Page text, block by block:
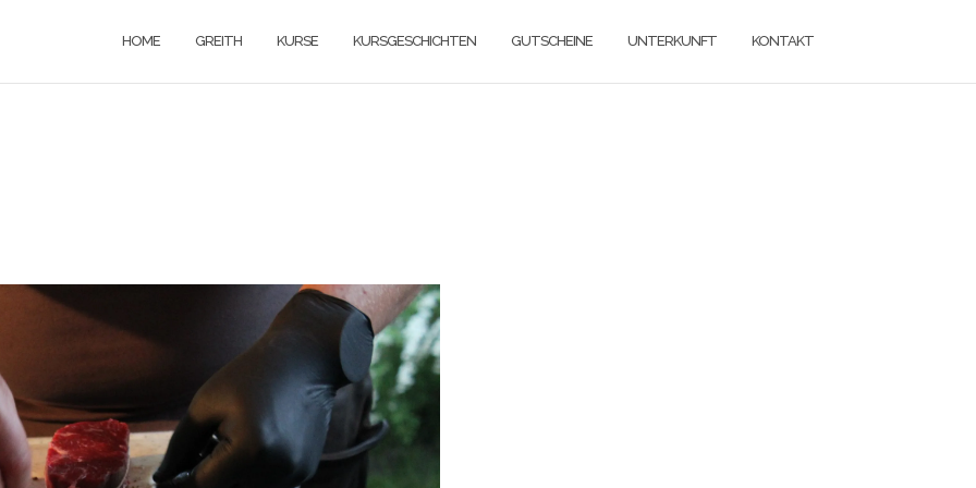
HOME GREITH KURSE KURSGESCHICHTEN GUTSCHEINE UNTERKUNFT KONTAKT